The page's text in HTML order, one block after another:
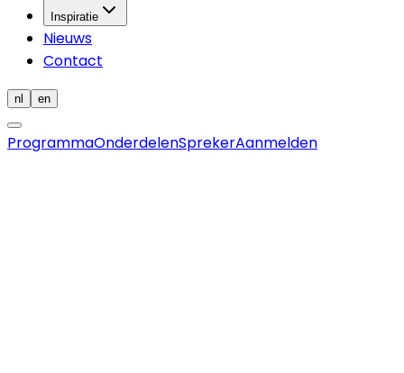
Inspiratie
Nieuws
Contact
nl en
ProgrammaOnderdelenSprekerAanmelden